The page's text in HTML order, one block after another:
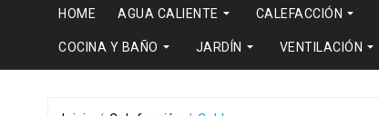
HOME AGUA CALIENTE  CALEFACCIÓN 
COCINA Y BAÑO  JARDÍN  VENTILACIÓN 